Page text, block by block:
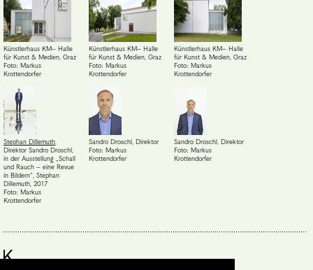
Künstlerhaus KM– Halle
für Kunst & Medien, Graz
Foto: Markus
Krottendorfer
Künstlerhaus KM– Halle
für Kunst & Medien, Graz
Foto: Markus
Krottendorfer
Künstlerhaus KM– Halle
für Kunst & Medien, Graz
Foto: Markus
Krottendorfer
Stephan Dillemuth,
Direktor Sandro Droschl,
in der Ausstellung „Schall
und Rauch – eine Revue
in Bildern“, Stephan
Dillemuth, 2017
Foto: Markus
Krottendorfer
Sandro Droschl, Direktor
Foto: Markus
Krottendorfer
Sandro Droschl, Direktor
Foto: Markus
Krottendorfer